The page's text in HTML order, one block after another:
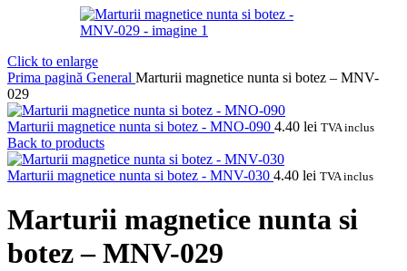
Click to enlarge
Prima pagină General Marturii magnetice nunta si botez – MNV-
029
Marturii magnetice nunta si botez - MNO-090 4.40 lei TVA inclus
Back to products
Marturii magnetice nunta si botez - MNV-030 4.40 lei TVA inclus
Marturii magnetice nunta si
botez – MNV-029